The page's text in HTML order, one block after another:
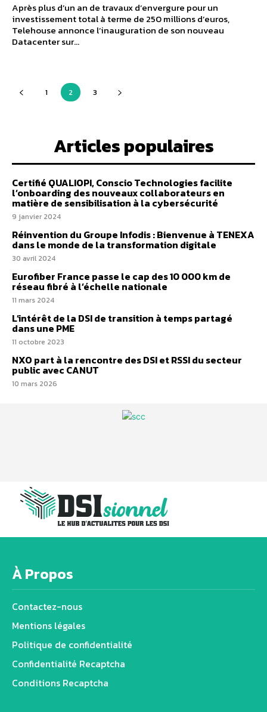
Après plus d’un an de travaux d’envergure pour un
investissement total à terme de 250 millions d’euros,
Telehouse annonce l’inauguration de son nouveau
Datacenter sur...
1 2 3
Articles populaires
Certifié QUALIOPI, Conscio Technologies facilite
l’onboarding des nouveaux collaborateurs en
matière de sensibilisation à la cybersécurité
9 janvier 2024
Réinvention du Groupe Infodis : Bienvenue à TENEXA
dans le monde de la transformation digitale
30 avril 2024
Eurofiber France passe le cap des 10 000 km de
réseau fibré à l’échelle nationale
11 mars 2024
L’intérêt de la DSI de transition à temps partagé
dans une PME
11 octobre 2023
NXO part à la rencontre des DSI et RSSI du secteur
public avec CANUT
10 mars 2026
À Propos
Contactez-nous
Mentions légales
Politique de confidentialité
Confidentialité Recaptcha
Conditions Recaptcha